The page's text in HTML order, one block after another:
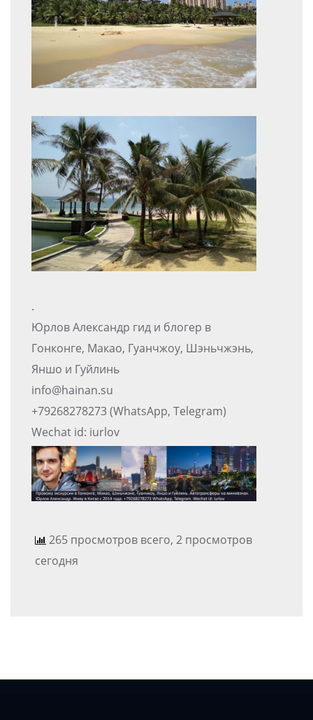
.
Юрлов Александр гид и блогер в
Гонконге, Макао, Гуанчжоу, Шэньчжэнь,
Яншо и Гуйлинь
info@hainan.su
+79268278273 (WhatsApp, Telegram)
Wechat id: iurlov
265 просмотров всего, 2 просмотров
сегодня